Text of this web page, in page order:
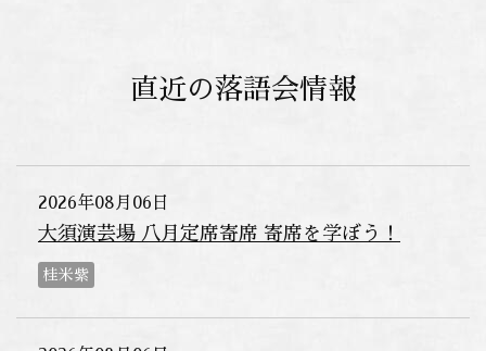
直近の落語会情報
2026年08月06日
大須演芸場 八月定席寄席 寄席を学ぼう！
桂米紫